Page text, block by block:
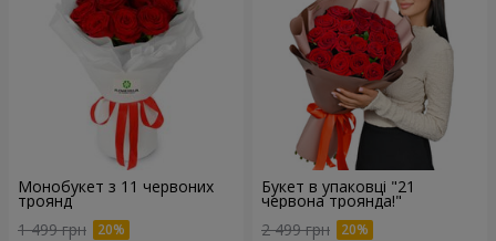
Монобукет з 11 червоних
троянд
1 499 грн
Букет в упаковці "21
червона троянда!"
2 499 грн